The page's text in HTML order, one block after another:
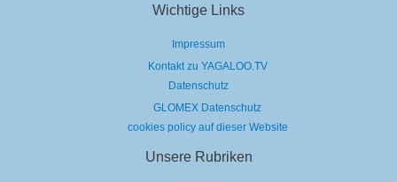
Wichtige Links
Impressum
Kontakt zu YAGALOO.TV
Datenschutz
GLOMEX Datenschutz
cookies policy auf dieser Website
Unsere Rubriken